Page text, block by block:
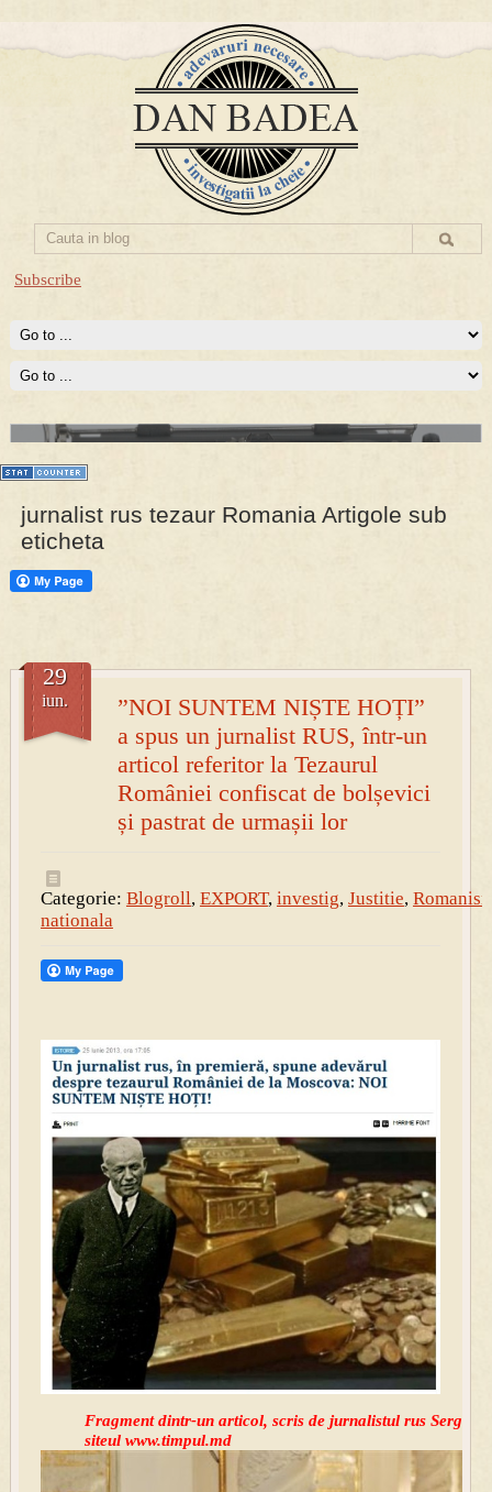
Subscribe
PRESA
jurnalist rus tezaur Romania Artigole sub
eticheta
”NOI SUNTEM NIȘTE HOȚI”
a spus un jurnalist RUS, într-un
articol referitor la Tezaurul
României confiscat de bolșevici
și pastrat de urmașii lor
29
iun.
Categorie: Blogroll, EXPORT, investig, Justitie,
nationala
Fragment dintr-un articol, scris de jurnalistul rus
siteul www.timpul.md